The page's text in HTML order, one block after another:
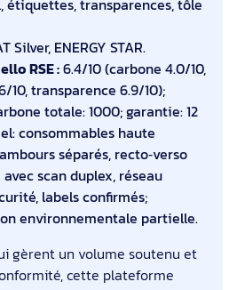
étiquettes, transparences, tôle
Silver, ENERGY STAR.
RSE :6.4/10 (carbone 4.0/10,
10, transparence 6.9/10);
totale: 1000; garantie: 12
consommables haute
séparés, recto‑verso
scan duplex, réseau
labels confirmés;
environnementale partielle.
gèrent un volume soutenu et
cette plateforme